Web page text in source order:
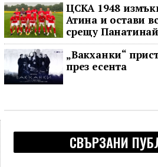
ЦСКА 1948
Атина и остави
срещу
„Вакханки“
през есента
СВЪРЗАНИ